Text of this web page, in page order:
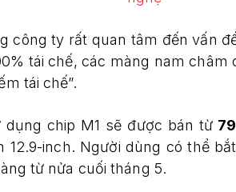
công ty rất quan tâm đến vấn
tái chế, các màng nam
tái chế”.
chip M1 sẽ được bán từ
12.9-inch. Người dùng có thể
từ nửa cuối tháng 5.